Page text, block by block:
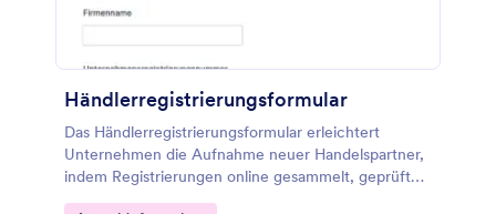
Händlerregistrierungsformular
Das Händlerregistrierungsformular erleichtert
Unternehmen die Aufnahme neuer Handelspartner,
indem Registrierungen online gesammelt, geprüft
und als Formularantworten für die weitere